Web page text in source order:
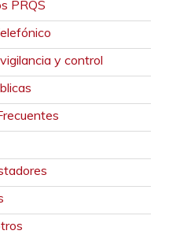
PRQS
y control